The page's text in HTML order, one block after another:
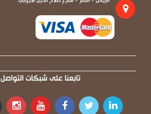
تابعنا على شبكات التواصل